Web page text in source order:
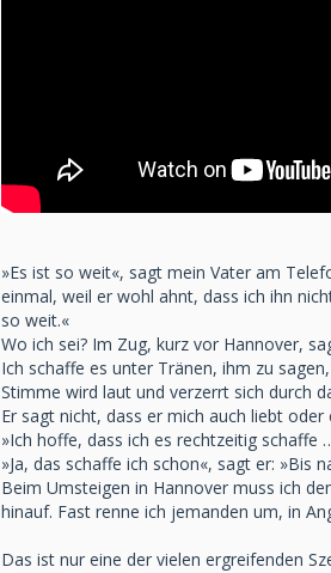
»Es ist so weit«, sagt mein Vater am
einmal, weil er wohl ahnt, dass ich ihn
so weit.«
Wo ich sei? Im Zug, kurz vor Hannover,
Ich schaffe es unter Tränen, ihm zu
Stimme wird laut und verzerrt sich durch
Er sagt nicht, dass er mich auch liebt
»Ich hoffe, dass ich es rechtzeitig schaffe
»Ja, das schaffe ich schon«, sagt er: »Bis
Beim Umsteigen in Hannover muss ich
hinauf. Fast renne ich jemanden um, in
Das ist nur eine der vielen ergreifenden